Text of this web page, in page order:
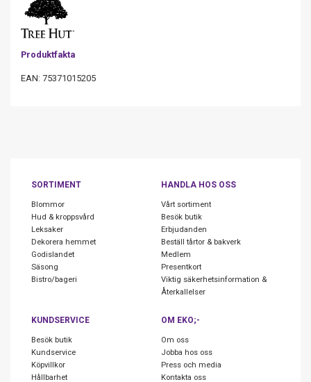
Produktfakta
EAN: 75371015205
SORTIMENT
Blommor
Hud & kroppsvård
Leksaker
Dekorera hemmet
Godislandet
Säsong
Bistro/bageri
HANDLA HOS OSS
Vårt sortiment
Besök butik
Erbjudanden
Beställ tårtor & bakverk
Medlem
Presentkort
Viktig säkerhetsinformation &
Återkallelser
KUNDSERVICE
Besök butik
Kundservice
Köpvillkor
Hållbarhet
OM EKO;-
Om oss
Jobba hos oss
Press och media
Kontakta oss